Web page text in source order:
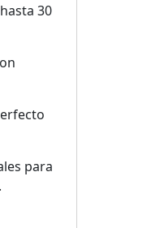
30
para